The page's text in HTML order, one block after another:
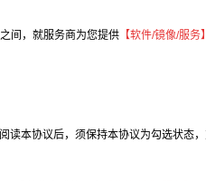
之间，就服务商为您提供 【软件/镜像/服务】
读本协议后，须保持本协议为勾选状态